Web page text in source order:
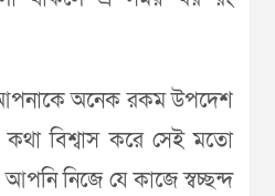
আপনাকে অনেক রকম উপদেশ
বিশ্বাস করে সেই মতো
নিজে যে কাজে স্বচ্ছন্দ